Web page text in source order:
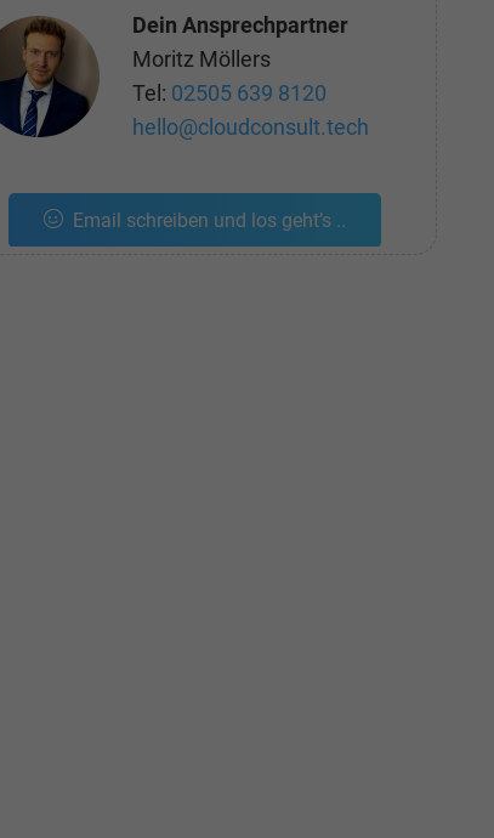
Dein Ansprechpartner
Moritz Möllers
Tel: 02505 639 8120
hello@cloudconsult.tech
Email schreiben und los geht’s ..